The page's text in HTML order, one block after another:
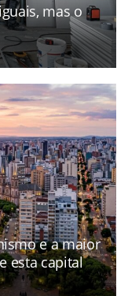
mas o
e a maior
esta capital